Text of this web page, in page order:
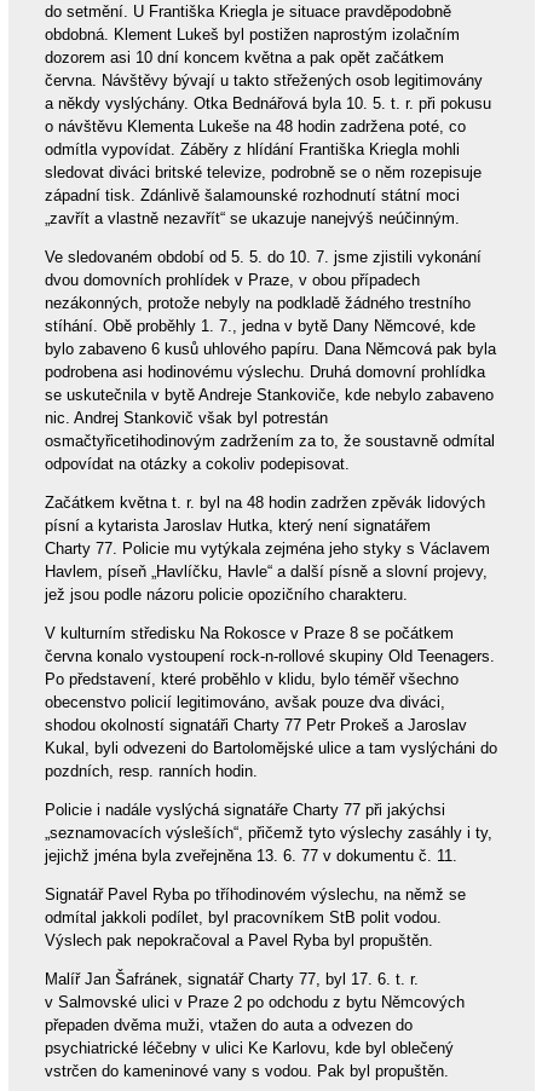
do setmění. U Františka Kriegla je situace pravděpodobně
obdobná. Klement Lukeš byl postižen naprostým izolačním
dozorem asi 10 dní koncem května a pak opět začátkem
června. Návštěvy bývají u takto střežených osob legitimovány
a někdy vyslýchány. Otka Bednářová byla 10. 5. t. r. při pokusu
o návštěvu Klementa Lukeše na 48 hodin zadržena poté, co
odmítla vypovídat. Záběry z hlídání Františka Kriegla mohli
sledovat diváci britské televize, podrobně se o něm rozepisuje
západní tisk. Zdánlivě šalamounské rozhodnutí státní moci
„zavřít a vlastně nezavřít“ se ukazuje nanejvýš neúčinným.
Ve sledovaném období od 5. 5. do 10. 7. jsme zjistili vykonání
dvou domovních prohlídek v Praze, v obou případech
nezákonných, protože nebyly na podkladě žádného trestního
stíhání. Obě proběhly 1. 7., jedna v bytě Dany Němcové, kde
bylo zabaveno 6 kusů uhlového papíru. Dana Němcová pak byla
podrobena asi hodinovému výslechu. Druhá domovní prohlídka
se uskutečnila v bytě Andreje Stankoviče, kde nebylo zabaveno
nic. Andrej Stankovič však byl potrestán
osmačtyřicetihodinovým zadržením za to, že soustavně odmítal
odpovídat na otázky a cokoliv podepisovat.
Začátkem května t. r. byl na 48 hodin zadržen zpěvák lidových
písní a kytarista Jaroslav Hutka, který není signatářem
Charty 77. Policie mu vytýkala zejména jeho styky s Václavem
Havlem, píseň „Havlíčku, Havle“ a další písně a slovní projevy,
jež jsou podle názoru policie opozičního charakteru.
V kulturním středisku Na Rokosce v Praze 8 se počátkem
června konalo vystoupení rock-n-rollové skupiny Old Teenagers.
Po představení, které proběhlo v klidu, bylo téměř všechno
obecenstvo policií legitimováno, avšak pouze dva diváci,
shodou okolností signatáři Charty 77 Petr Prokeš a Jaroslav
Kukal, byli odvezeni do Bartolomějské ulice a tam vyslýcháni do
pozdních, resp. ranních hodin.
Policie i nadále vyslýchá signatáře Charty 77 při jakýchsi
„seznamovacích výsleších“, přičemž tyto výslechy zasáhly i ty,
jejichž jména byla zveřejněna 13. 6. 77 v dokumentu č. 11.
Signatář Pavel Ryba po tříhodinovém výslechu, na němž se
odmítal jakkoli podílet, byl pracovníkem StB polit vodou.
Výslech pak nepokračoval a Pavel Ryba byl propuštěn.
Malíř Jan Šafránek, signatář Charty 77, byl 17. 6. t. r.
v Salmovské ulici v Praze 2 po odchodu z bytu Němcových
přepaden dvěma muži, vtažen do auta a odvezen do
psychiatrické léčebny v ulici Ke Karlovu, kde byl oblečený
vstrčen do kameninové vany s vodou. Pak byl propuštěn.